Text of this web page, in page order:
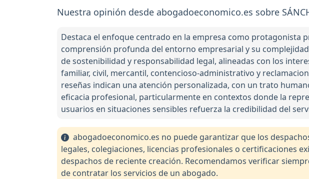
Nuestra opinión desde abogadoeconomico.es sobre
Destaca el enfoque centrado en la empresa como protagonista
comprensión profunda del entorno empresarial y su
de sostenibilidad y responsabilidad legal, alineadas con los
familiar, civil, mercantil, contencioso-administrativo y
reseñas indican una atención personalizada, con un trato
eficacia profesional, particularmente en contextos donde la
usuarios en situaciones sensibles refuerza la credibilidad del
abogadoeconomico.es no puede garantizar que los
legales, colegiaciones, licencias profesionales o certificaciones
despachos de reciente creación. Recomendamos verificar
de contratar los servicios de un abogado.